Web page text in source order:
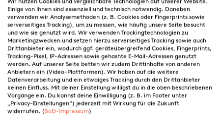
Farbmotive können auf dem weißen Papier
besonders farbecht gedruckt und
wiedergegeben werden, es hat – wie der Name
bereits verrät – eine matte Oberfläche. Es ist
fester und blickdichter als das 90g-Papier und
zeichnet sich durch eine besonders angenehme
Haptik aus. Diese Papiersorte kann mit
Ausnahme des Booklets mit allen Einbandarten
kombiniert werden.
Einige von ihnen sind essenziell und technisch notwendig. Daneben
verwenden wir Analysemethoden (z. B. Cookies oder Fingerprints sowie
serverseitiges Tracking), um zu messen, wie häufig unsere Seite besucht
und wie sie genutzt wird. Wir verwenden Trackingtechnologien zu
Marketingzwecken und setzen hierzu serverseitiges Tracking sowie auch
Drittanbieter ein, wodurch ggf. geräteübergreifend Cookies, Fingerprints,
Tracking-Pixel, IP-Adressen sowie gehashte E-Mail-Adressen genutzt
werden. Auf unserer Seite betten wir zudem Drittinhalte von anderen
Anbietern ein (Video-Plattformen). Wir haben auf die weitere
Datenverarbeitung und ein etwaiges Tracking durch den Drittanbieter
keinen Einfluss. Mit deiner Einstellung willigst du in die oben beschriebenen
Vorgänge ein. Du kannst deine Einwilligung (z. B. im Footer unter
„Privacy-Einstellungen“) jederzeit mit Wirkung für die Zukunft
widerrufen. (BoD-Impressum)